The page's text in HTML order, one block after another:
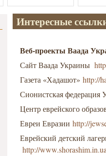
Интересные
Веб-проекты Ваада
Сайт Ваада Украины
Газета «Хадашот»http://
Сионистская
Центр еврейского
Евреи Евразииhttp://
Еврейский детский
http://www.shorashim.in.ua